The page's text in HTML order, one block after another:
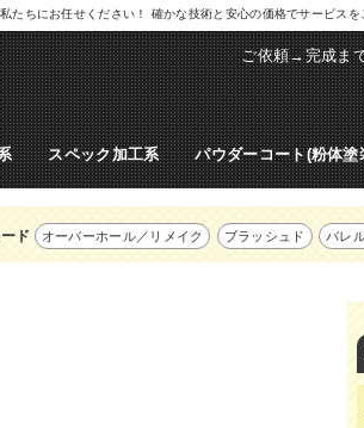
ちにお任せください！ 確かな技術と安心の価格でサービスを
ご依頼→完成ま
スペック加工系 パウダーコート(粉体塗
ド オーバーホール／リメイク ブラッシュド バレ